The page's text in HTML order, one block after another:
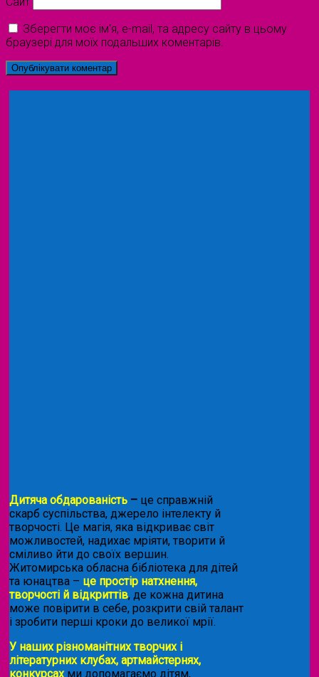
Зберегти моє ім'я, e-mail, та адресу сайту в цьому
браузері для моїх подальших коментарів.
Дитяча обдарованість – це справжній
скарб суспільства, джерело інтелекту й
творчості. Це магія, яка відкриває світ
можливостей, надихає мріяти, творити й
сміливо йти до своїх вершин.
Житомирська обласна бібліотека для дітей
та юнацтва – це простір натхнення,
творчості й відкриттів, де кожна дитина
може повірити в себе, розкрити свій талант
і зробити перші кроки до великої мрії.
У наших різноманітних творчих і
літературних клубах, артмайстернях,
конкурсахми допомагаємо дітям,